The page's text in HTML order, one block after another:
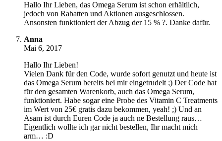
Hallo Ihr Lieben, das Omega Serum ist schon erhältlich,
jedoch von Rabatten und Aktionen ausgeschlossen.
Ansonsten funktioniert der Abzug der 15 % ?. Danke dafür.
Anna
Mai 6, 2017
Hallo Ihr Lieben!
Vielen Dank für den Code, wurde sofort genutzt und heute ist
das Omega Serum bereits bei mir eingetrudelt ;) Der Code hat
für den gesamten Warenkorb, auch das Omega Serum,
funktioniert. Habe sogar eine Probe des Vitamin C Treatments
im Wert von 25€ gratis dazu bekommen, yeah! ;) Und an
Asam ist durch Euren Code ja auch ne Bestellung raus…
Eigentlich wollte ich gar nicht bestellen, Ihr macht mich
arm… :D